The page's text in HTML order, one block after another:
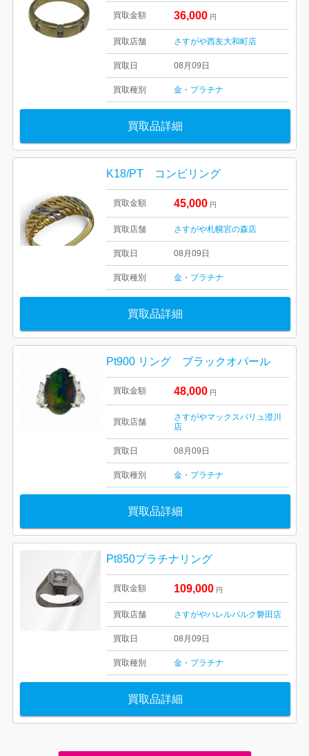
買取金額 36,000 円
買取店舗 さすがや西友大和町店
買取日 08月09日
買取種別 金・プラチナ
買取品詳細
K18/PT コンビリング
買取金額 45,000 円
買取店舗 さすがや札幌宮の森店
買取日 08月09日
買取種別 金・プラチナ
買取品詳細
Pt900 リング ブラックオパール
買取金額 48,000 円
買取店舗
さすがやマックスバリュ澄川
店
買取日 08月09日
買取種別 金・プラチナ
買取品詳細
Pt850プラチナリング
買取金額 109,000 円
買取店舗 さすがやハレルパルク磐田店
買取日 08月09日
買取種別 金・プラチナ
買取品詳細